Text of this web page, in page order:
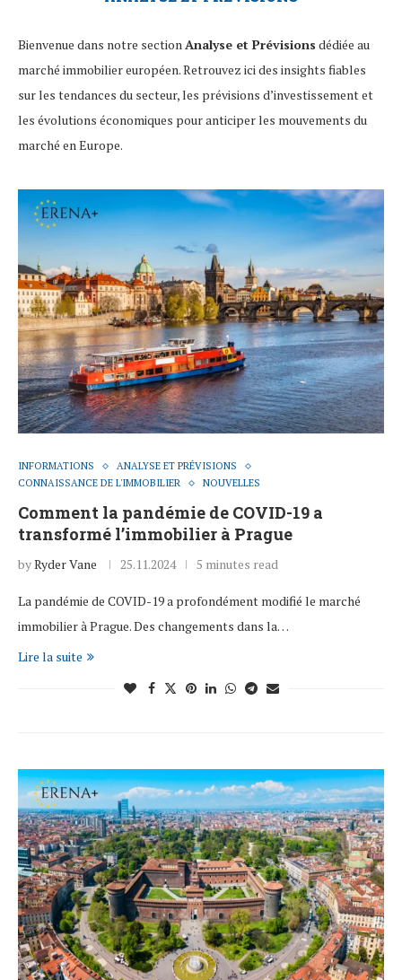
Bienvenue dans notre sectionAnalyse et Prévisions dédiée au
marché immobilier européen. Retrouvez ici des insights fiables
sur les tendances du secteur, les prévisions d’investissement et
les évolutions économiques pour anticiper les mouvements du
marché en Europe.
INFORMATIONS
ANALYSE ET PRÉVISIONS
CONNAISSANCE DE L'IMMOBILIER
NOUVELLES
Comment la pandémie de COVID-19 a
transformé l’immobilier à Prague
byRyder Vane 25.11.2024 5 minutes read
La pandémie de COVID-19 a profondément modifié le marché
immobilier à Prague. Des changements dans la…
Lire la suite